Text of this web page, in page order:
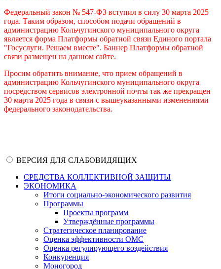
Федеральный закон № 547-ФЗ вступил в силу 30 марта 2025
года. Таким образом, способом подачи обращений в
администрацию Кольчугинского муниципального округа
является форма Платформы обратной связи Единого портала
"Госуcлуги. Решаем вместе". Баннер Платформы обратной
связи размещен на данном сайте.
Просим обратить внимание, что прием обращений в
администрацию Кольчугинского муниципального округа
посредством сервисов электронной почты так же прекращен
30 марта 2025 года в связи с вышеуказанными изменениями
федерального законодательства.
ВЕРСИЯ ДЛЯ СЛАБОВИДЯЩИХ
СРЕДСТВА КОЛЛЕКТИВНОЙ ЗАЩИТЫ
ЭКОНОМИКА
Итоги социально-экономического развития
Программы
Проекты программ
Утверждённые программы
Стратегическое планирование
Оценка эффективности ОМС
Оценка регулирующего воздействия
Конкуренция
Моногород